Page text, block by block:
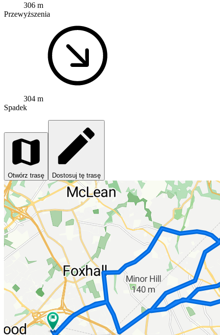
306 m
Przewyższenia
304 m
Spadek
Otwórz trasę Dostosuj tę trasę